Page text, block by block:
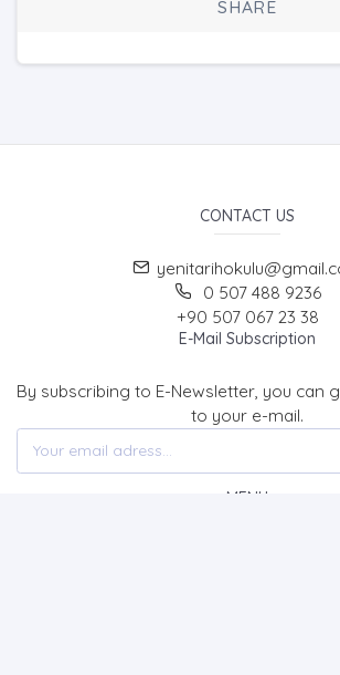
SHARE
CONTACT US
0 507 488 9236
+90 507 067 23 38
E-Mail Subscription
By subscribing to E-Newsletter, you can
to your e-mail.
MENU